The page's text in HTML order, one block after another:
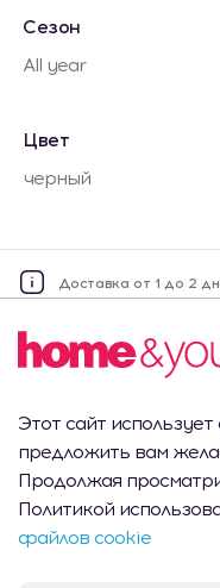
Сезон
All year
Цвет
черный
Доставка от 1 до 2
Карта Адрес
Всего
Shopping
- Кишинев,
Арборилор 21
Этот сайт
предложить вам
Продолжая
Политикой
файлов cookie